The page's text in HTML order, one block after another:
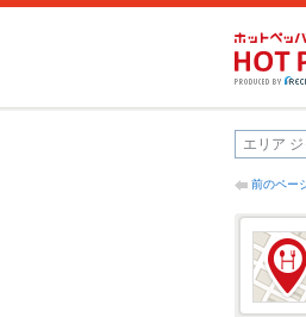
前のペー